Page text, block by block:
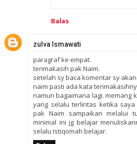
Balas
zulva Ismawati
paragraf ke empat.
terimakasih pak Naim.
setelah sy baca komentar sy
naim pasti ada kata
namun bagaimana lagi. memang
yang selalu terlintas ketika
pak Naim sampaikan melalui
minimal ini jg belajar
selalu Istiqomah belajar.